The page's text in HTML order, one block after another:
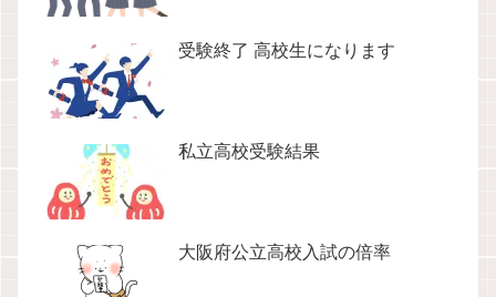
受験終了 高校生になります
私立高校受験結果
大阪府公立高校入試の倍率